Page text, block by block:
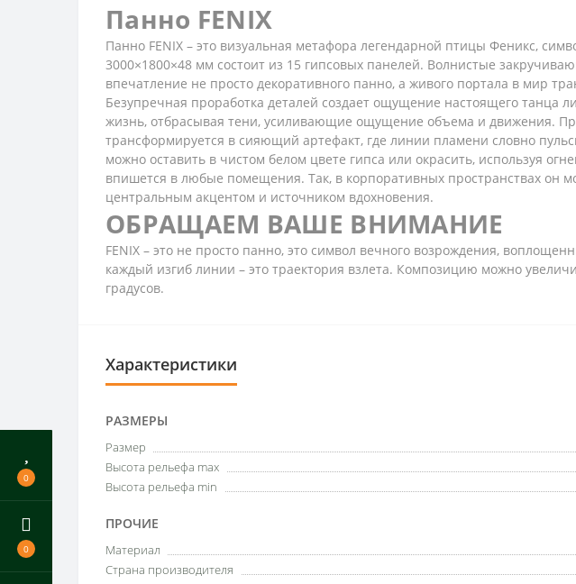
0
0
Панно FENIX
Панно FENIX – это визуальная метафора легендарной птицы Феникс,
3000×1800×48 мм состоит из 15 гипсовых панелей. Волнистые
впечатление не просто декоративного панно, а живого портала в мир
Безупречная проработка деталей создает ощущение настоящего танца
жизнь, отбрасывая тени, усиливающие ощущение объема и движения.
трансформируется в сияющий артефакт, где линии пламени словно
можно оставить в чистом белом цвете гипса или окрасить, используя
впишется в любые помещения. Так, в корпоративных пространствах он
центральным акцентом и источником вдохновения.
ОБРАЩАЕМ ВАШЕ ВНИМАНИЕ
FENIX – это не просто панно, это символ вечного возрождения,
каждый изгиб линии – это траектория взлета. Композицию можно
градусов.
Характеристики
РАЗМЕРЫ
Размер
Высота рельефа max
Высота рельефа min
ПРОЧИЕ
Материал
Страна производителя